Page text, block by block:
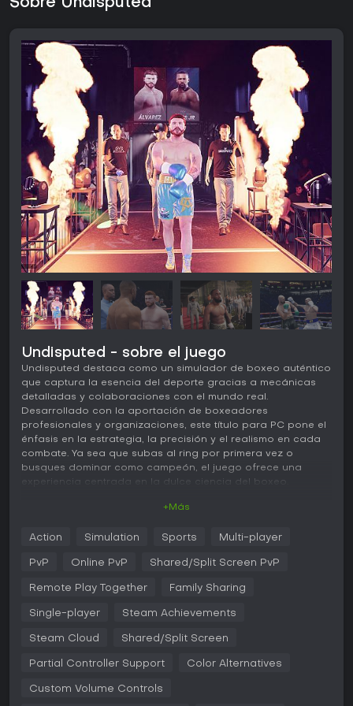
Sobre Undisputed
Undisputed - sobre el juego
Undisputed destaca como un simulador de boxeo auténtico
que captura la esencia del deporte gracias a mecánicas
detalladas y colaboraciones con el mundo real.
Desarrollado con la aportación de boxeadores
profesionales y organizaciones, este título para PC pone el
énfasis en la estrategia, la precisión y el realismo en cada
combate. Ya sea que subas al ring por primera vez o
busques dominar como campeón, el juego ofrece una
experiencia centrada en la dulce ciencia del boxeo.
de batalla estratégico donde la posición y las tácticas
importan tanto como la potencia. El footwork cobra
un desplazamiento fluido por el ring y Flat-Footed
a gestionar la energía con cuidado. Los jugadores
desde distintos ángulos y direcciones, que permiten fintas,
contras y preparaciones que premian el ingenio.
La defensa añade otra capa esencial, con herramientas
+Más
Action Simulation Sports Multi-player
PvP Online PvP Shared/Split Screen PvP
Remote Play Together Family Sharing
Single-player Steam Achievements
Steam Cloud Shared/Split Screen
Partial Controller Support Color Alternatives
Custom Volume Controls